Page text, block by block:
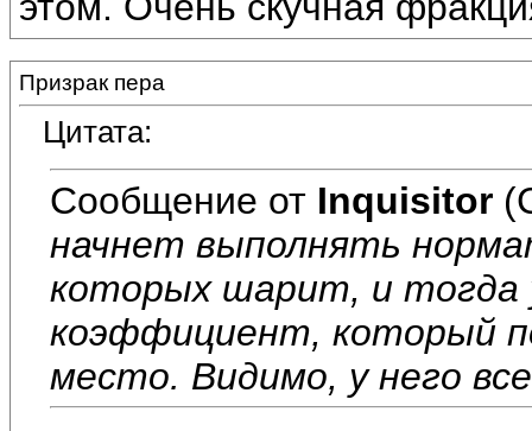
Призрак пера
Цитата:
Сообщение от Inquisitor
начнет выполнять
которых шарит, и тогда
коэффициент, который
место. Видимо, у него